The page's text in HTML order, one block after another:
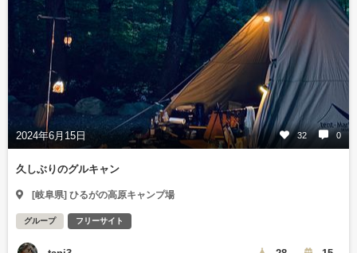
2024年6月15日 32 0
久しぶりのグルキャン
[岐阜県] ひるがの高原キャンプ場
グループ フリーサイト